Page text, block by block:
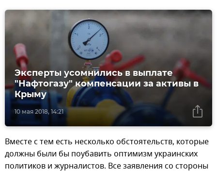
10 мая 2018, 14:21
Эксперты усомнились в выплате
"Нафтогазу" компенсации за активы в
Крыму
Вместе с тем есть несколько обстоятельств, которые
должны были бы поубавить оптимизм украинских
политиков и журналистов. Все заявления со стороны